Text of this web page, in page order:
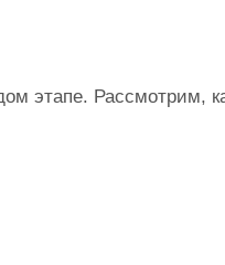
этапе. Рассмотрим,